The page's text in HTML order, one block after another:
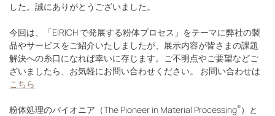
した。誠にありがとうございました。
今回は、「EIRICH で発展する粉体プロセス」をテーマに弊社の製
品やサービスをご紹介いたしましたが、展示内容が皆さまの課題
解決への糸口になれば幸いに存じます。ご不明点やご要望などご
ざいましたら、お気軽にお問い合わせください。 お問い合わせは
こちら
粉体処理のパイオニア（The Pioneer in Material Processing®）と